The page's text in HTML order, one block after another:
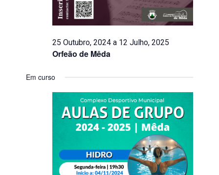
Orfeão de Mêda
25 Outubro, 2024 a 12 Julho, 2025
Em curso